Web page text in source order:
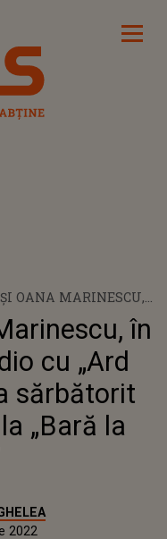
OANA MARINESCU,
LA RADIO CU
AMEDEO ȘI-A
ZIUA DE NAȘTERE
LA BARĂ”
în
cu „Ard
sărbătorit
„Bară la
2022